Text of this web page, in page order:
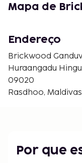
Mapa de
Endereço
Brickwood
Huraangadu
09020
Rasdhoo, Maldivas
Por que